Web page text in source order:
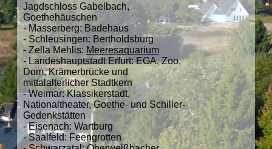
Jagdschloss Gabelbach,
Goethehäuschen
- Masserberg: Badehaus
- Schleusingen: Bertholdsburg
- Zella Mehlis: Meeresaquarium
- Landeshauptstadt Erfurt: EGA, Zoo,
Dom, Krämerbrücke und
mittalalterlicher Stadtkern
- Weimar: Klassikerstadt,
Nationaltheater, Goethe- und Schiller-
Gedenkstätten
- Eisenach: Wartburg
- Saalfeld: Feengrotten